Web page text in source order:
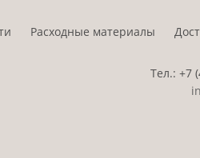
Расходные материалы
Тел.: +7